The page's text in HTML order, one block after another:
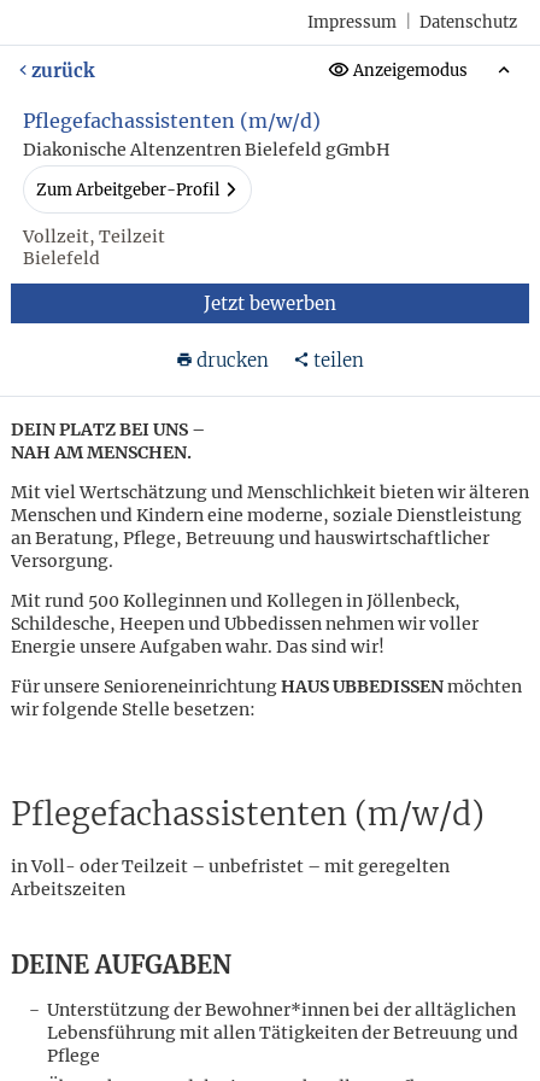
Impressum Datenschutz
zurück Anzeigemodus
Pflegefachassistenten (m/w/d)
Diakonische Altenzentren Bielefeld gGmbH
Zum Arbeitgeber-Profil
Vollzeit, Teilzeit
Bielefeld
Jetzt bewerben
drucken teilen
DEIN PLATZ BEI UNS –
NAH AM MENSCHEN.
Mit viel Wertschätzung und Menschlichkeit bieten wir älteren
Menschen und Kindern eine moderne, soziale Dienstleistung
an Beratung, Pflege, Betreuung und hauswirtschaftlicher
Versorgung.
Mit rund 500 Kolleginnen und Kollegen in Jöllenbeck,
Schildesche, Heepen und Ubbedissen nehmen wir voller
Energie unsere Aufgaben wahr. Das sind wir!
Für unsere SenioreneinrichtungHAUS UBBEDISSENmöchten
wir folgende Stelle besetzen:
Pflegefachassistenten (m/w/d)
in Voll- oder Teilzeit – unbefristet – mit geregelten
Arbeitszeiten
DEINE AUFGABEN
Unterstützung der Bewohner*innen bei der alltäglichen
Lebensführung mit allen Tätigkeiten der Betreuung und
Pflege
Karte anzeigen